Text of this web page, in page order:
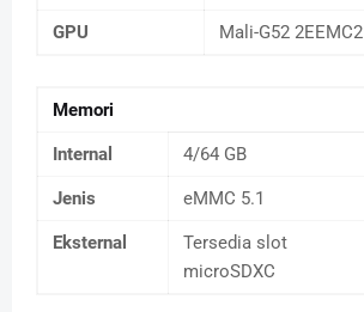
GPU Mali-G52 2EEMC2
Memori
Internal 4/64 GB
Jenis eMMC 5.1
Eksternal
Tersedia slot
microSDXC